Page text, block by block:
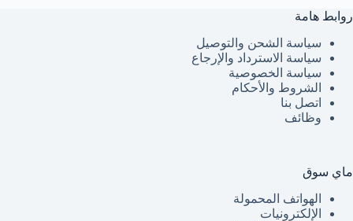
روابط هامة
سياسة الشحن والتوصيل
سياسة الاسترداد والإرجاع
سياسة الخصوصية
الشروط والأحكام
اتصل بنا
وظائف
ماي سوق
الهواتف المحمولة
الإلكترونيات